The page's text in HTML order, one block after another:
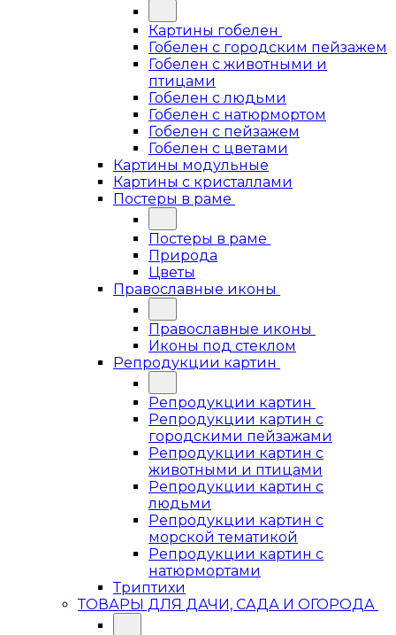
Картины гобелен
Гобелен с городским пейзажем
Гобелен с животными и
птицами
Гобелен с людьми
Гобелен с натюрмортом
Гобелен с пейзажем
Гобелен с цветами
Картины модульные
Картины с кристаллами
Постеры в раме
Постеры в раме
Природа
Цветы
Православные иконы
Православные иконы
Иконы под стеклом
Репродукции картин
Репродукции картин
Репродукции картин с
городскими пейзажами
Репродукции картин с
животными и птицами
Репродукции картин с
людьми
Репродукции картин с
морской тематикой
Репродукции картин с
натюрмортами
Триптихи
ТОВАРЫ ДЛЯ ДАЧИ, САДА И ОГОРОДА